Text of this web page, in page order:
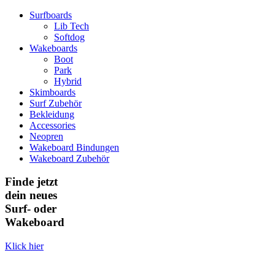
Surfboards
Lib Tech
Softdog
Wakeboards
Boot
Park
Hybrid
Skimboards
Surf Zubehör
Bekleidung
Accessories
Neopren
Wakeboard Bindungen
Wakeboard Zubehör
Finde jetzt
dein neues
Surf- oder
Wakeboard
Klick hier